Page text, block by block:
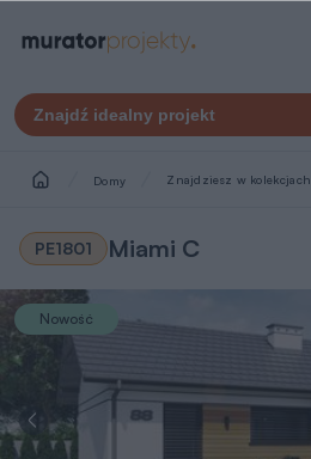
Znajdź idealny projekt
Domy Znajdziesz w kolekcjach
PE1801 Miami C
Nowość